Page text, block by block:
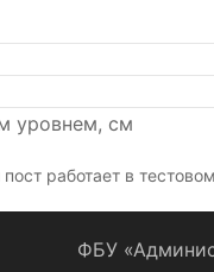
уровнем, см
работает в
ФБУ